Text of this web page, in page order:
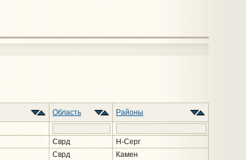
Область Районы
Сврд
Н-Серг
Сврд
Камен